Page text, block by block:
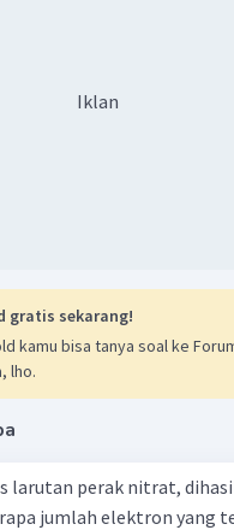
Iklan
gratis sekarang!
kamu bisa tanya soal ke
lho.
larutan perak nitrat,
jumlah elektron yang